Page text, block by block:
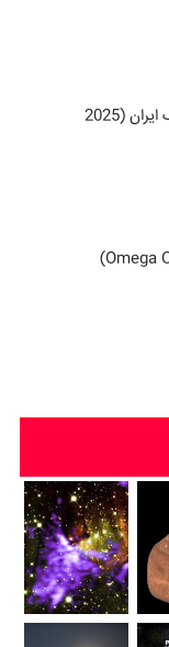
قهرمانی تیم نجوم و اختر فیزیک ایران (2025